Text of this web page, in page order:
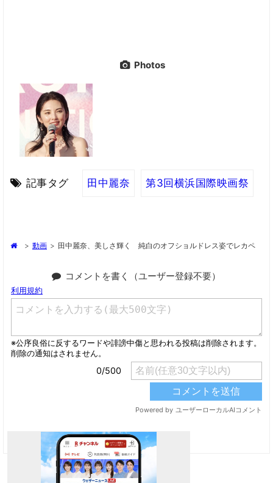
Photos
記事タグ 田中麗奈 第3回横浜国際映画祭
> 動画 > 田中麗奈、美しさ輝く 純白のオフショルドレス姿でレカペ
コメントを書く（ユーザー登録不要）